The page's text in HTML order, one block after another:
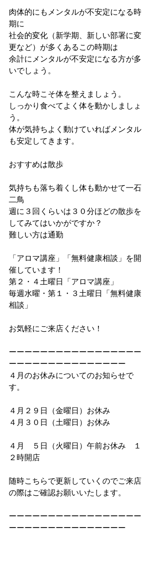
肉体的にもメンタルが不安定になる時
期に
社会的変化（新学期、新しい部署に変
更など）が多くあるこの時期は
余計にメンタルが不安定になる方が多
いでしょう。
こんな時こそ体を整えましょう。
しっかり食べてよく体を動かしましょ
う。
体が気持ちよく動けていればメンタル
も安定してきます。
おすすめは散歩
気持ちも落ち着くし体も動かせて一石
二鳥
週に３回くらいは３０分ほどの散歩を
してみてはいかがですか？
難しい方は通勤
「アロマ講座」「無料健康相談」を開
催しています！
第２・４土曜日「アロマ講座」
毎週水曜・第１・３土曜日「無料健康
相談」
お気軽にご来店ください！
ーーーーーーーーーーーーーーーーー
ーーーーーーーーーーーーーーー
４月のお休みについてのお知らせで
す。
４月２９日（金曜日）お休み
４月３０日（土曜日）お休み
４月　５日（火曜日）午前お休み　１
２時開店
随時こちらで更新していくのでご来店
の際はご確認お願いいたします。
ーーーーーーーーーーーーーーーーー
ーーーーーーーーーーーーーーー